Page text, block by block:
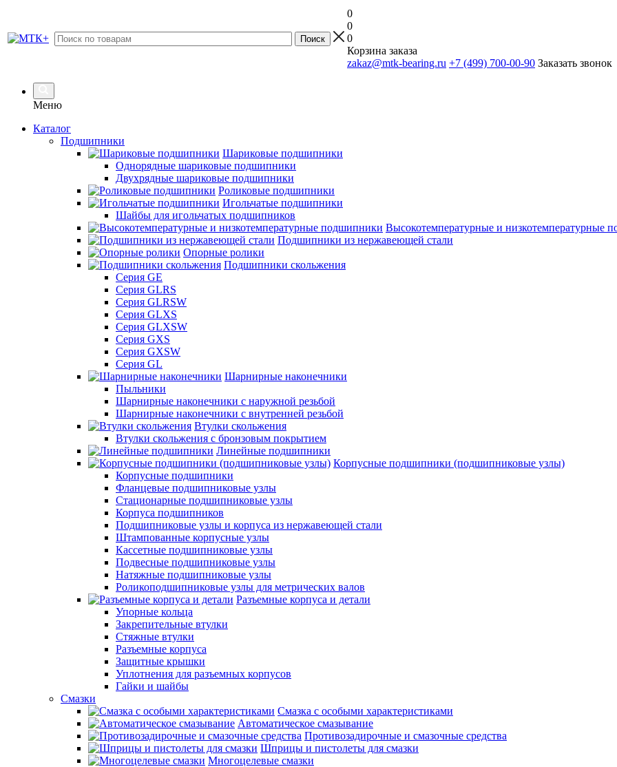
0
0
0
Корзина заказа
zakaz@mtk-bearing.ru +7 (499) 700-00-90 Заказать звонок
Меню
Каталог
Подшипники
Шариковые подшипники
Однорядные шариковые подшипники
Двухрядные шариковые подшипники
Роликовые подшипники
Игольчатые подшипники
Шайбы для игольчатых подшипников
Высокотемпературные и низкотемпературные
Подшипники из нержавеющей стали
Опорные ролики
Подшипники скольжения
Серия GE
Серия GLRS
Серия GLRSW
Серия GLXS
Серия GLXSW
Серия GXS
Серия GXSW
Серия GL
Шарнирные наконечники
Пыльники
Шарнирные наконечники с наружной резьбой
Шарнирные наконечники с внутренней резьбой
Втулки скольжения
Втулки скольжения с бронзовым покрытием
Линейные подшипники
Корпусные подшипники (подшипниковые узлы)
Корпусные подшипники
Фланцевые подшипниковые узлы
Стационарные подшипниковые узлы
Корпуса подшипников
Подшипниковые узлы и корпуса из нержавеющей стали
Штампованные корпусные узлы
Кассетные подшипниковые узлы
Подвесные подшипниковые узлы
Натяжные подшипниковые узлы
Роликоподшипниковые узлы для метрических валов
Разъемные корпуса и детали
Упорные кольца
Закрепительные втулки
Стяжные втулки
Разъемные корпуса
Защитные крышки
Уплотнения для разъемных корпусов
Гайки и шайбы
Смазки
Смазка с особыми характеристиками
Автоматическое смазывание
Противозадирочные и смазочные средства
Шприцы и пистолеты для смазки
Многоцелевые смазки